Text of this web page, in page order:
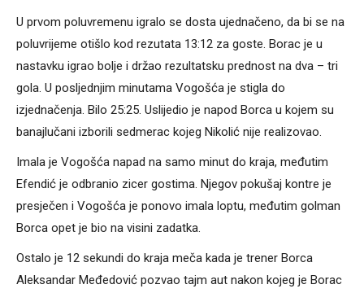
U prvom poluvremenu igralo se dosta ujednačeno, da bi se na
poluvrijeme otišlo kod rezutata 13:12 za goste. Borac je u
nastavku igrao bolje i držao rezultatsku prednost na dva – tri
gola. U posljednjim minutama Vogošća je stigla do
izjednačenja. Bilo 25:25. Uslijedio je napod Borca u kojem su
banajlučani izborili sedmerac kojeg Nikolić nije realizovao.
Imala je Vogošća napad na samo minut do kraja, međutim
Efendić je odbranio zicer gostima. Njegov pokušaj kontre je
presječen i Vogošća je ponovo imala loptu, međutim golman
Borca opet je bio na visini zadatka.
Ostalo je 12 sekundi do kraja meča kada je trener Borca
Aleksandar Međedović pozvao tajm aut nakon kojeg je Borac